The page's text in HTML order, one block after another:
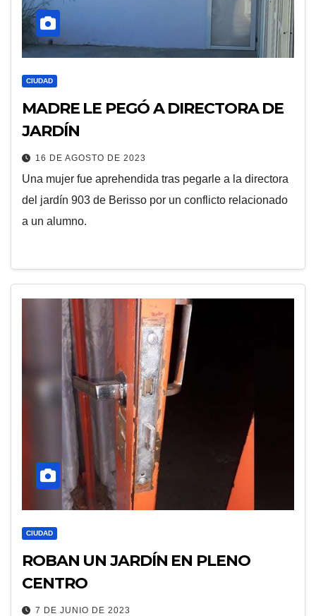
CIUDAD
MADRE LE PEGÓ A DIRECTORA DE
JARDÍN
16 DE AGOSTO DE 2023
Una mujer fue aprehendida tras pegarle a la directora
del jardín 903 de Berisso por un conflicto relacionado
a un alumno.
CIUDAD
ROBAN UN JARDÍN EN PLENO
CENTRO
7 DE JUNIO DE 2023